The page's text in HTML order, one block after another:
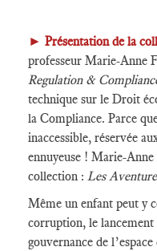
► Présentation de la
professeur Marie-Anne
Regulation &
technique sur le Droit
la Compliance. Parce
inaccessible, réservée
ennuyeuse ! Marie-
collection : Les
Même un enfant peut y
corruption, le lancement
gouvernance de